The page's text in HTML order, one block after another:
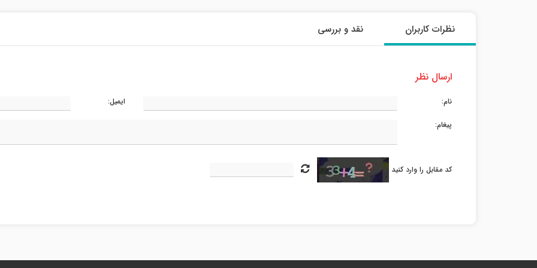
نظرات کاربران نقد و بررسی
ارسال نظر
نام: ایمیل:
پیغام:
کد مقابل را وارد کنید